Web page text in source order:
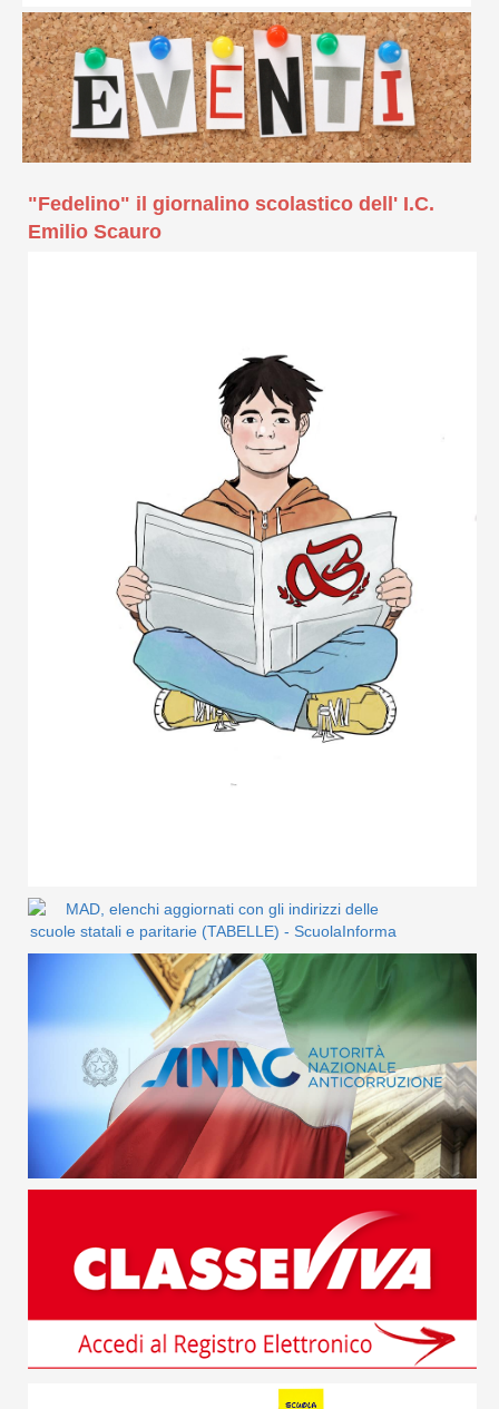
"Fedelino" il giornalino scolastico dell' I.C.
Emilio Scauro